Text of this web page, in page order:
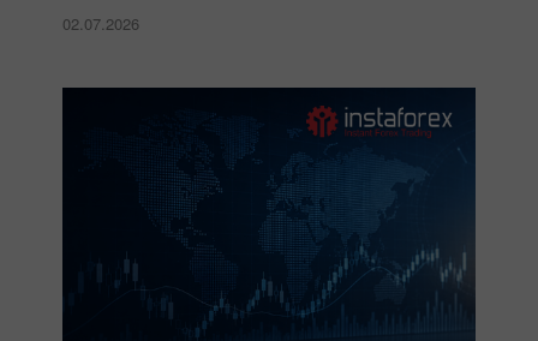
02.07.2026